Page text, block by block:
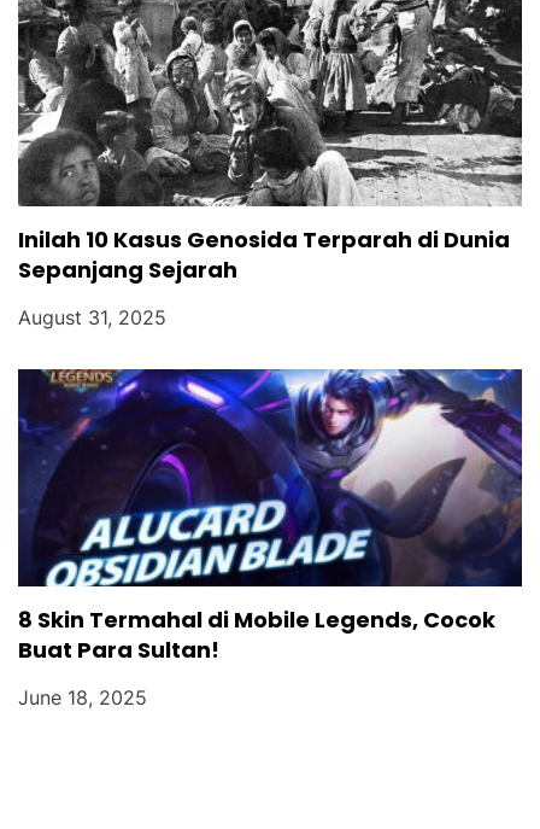
Inilah 10 Kasus Genosida Terparah di Dunia
Sepanjang Sejarah
August 31, 2025
8 Skin Termahal di Mobile Legends, Cocok
Buat Para Sultan!
June 18, 2025